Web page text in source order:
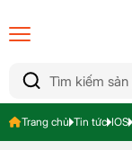
Trang chủ Tin tức IOS